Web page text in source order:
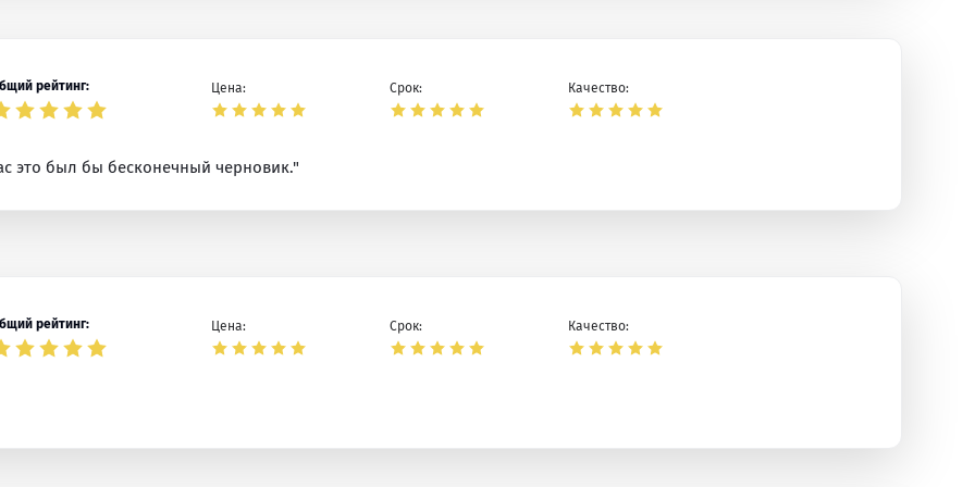
рейтинг: Цена: Срок: Качество:
это был бы бесконечный черновик."
рейтинг: Цена: Срок: Качество: